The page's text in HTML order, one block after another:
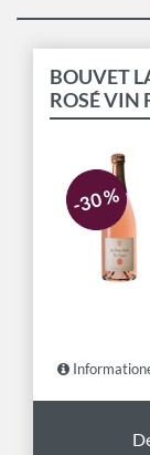
BOUVET
ROSÉ VIN
-30 %